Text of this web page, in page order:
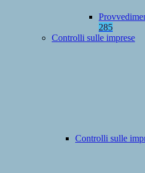
285
Controlli sulle imprese
Controlli sulle